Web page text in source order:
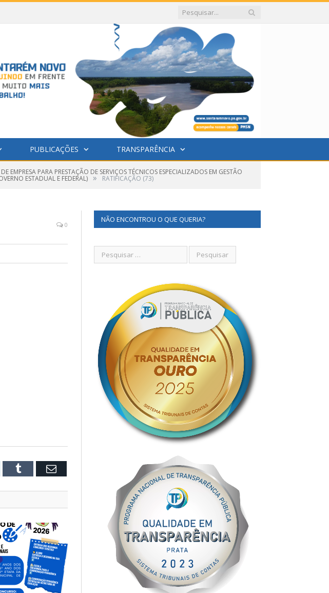
PUBLICAÇÕES TRANSPARÊNCIA
PARA PRESTAÇÃO DE SERVIÇOS TÉCNICOS ESPECIALIZADOS EM GESTÃO
ESTADUAL E FEDERAL) » RATIFICAÇÃO (73)
0
Tumblr Email
NÃO ENCONTROU O QUE QUERIA?